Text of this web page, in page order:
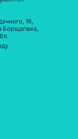
16,
Борщагівка,